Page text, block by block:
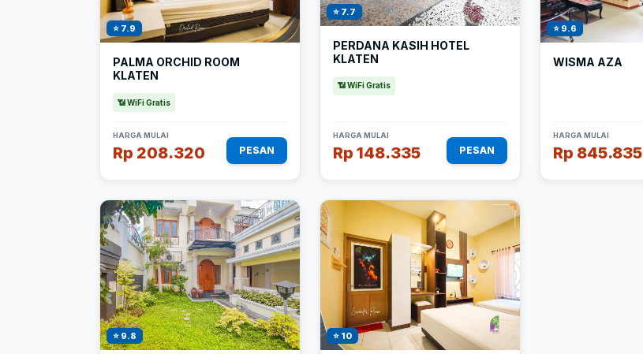
⭐ 7.9
PALMA ORCHID ROOM
KLATEN
📶 WiFi Gratis
HARGA MULAI
Rp 208.320 PESAN
⭐ 7.7
PERDANA KASIH HOTEL
KLATEN
📶 WiFi Gratis
HARGA MULAI
Rp 148.335 PESAN
⭐ 9.6
WISMA AZA
HARGA MULAI
Rp 845.835
⭐ 9.8 ⭐ 10